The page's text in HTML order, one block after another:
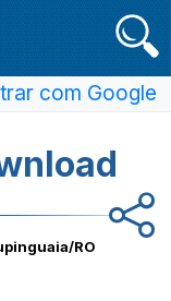
com Google
RO